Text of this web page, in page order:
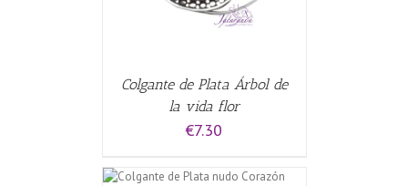
Colgante de Plata Árbol de
la vida flor
€7.30